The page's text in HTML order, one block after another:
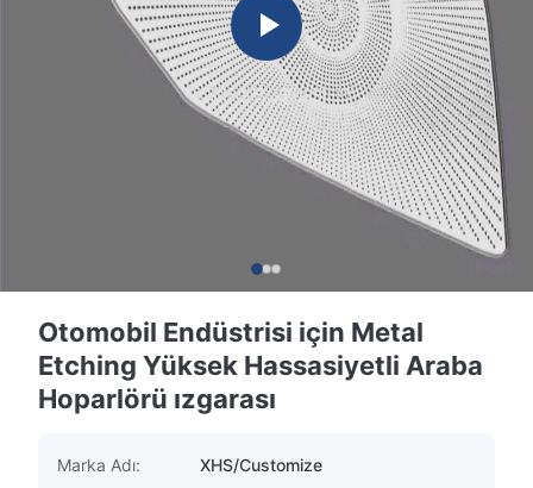
Otomobil Endüstrisi için Metal
Etching Yüksek Hassasiyetli Araba
Hoparlörü ızgarası
Marka Adı:
XHS/Customize